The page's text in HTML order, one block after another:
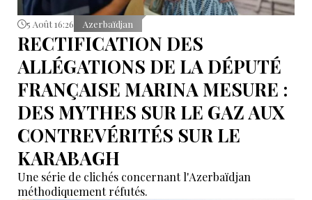
5 Août 16:26 Azerbaïdjan
RECTIFICATION DES
ALLÉGATIONS DE LA DÉPUTÉ
FRANÇAISE MARINA MESURE :
DES MYTHES SUR LE GAZ AUX
CONTREVÉRITÉS SUR LE
KARABAGH
Une série de clichés concernant l'Azerbaïdjan
méthodiquement réfutés.